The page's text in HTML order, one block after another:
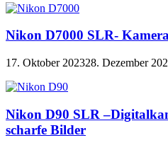
Nikon D7000 SLR-
17. Oktober 202328. Dezember
Nikon D90 SLR
scharfe Bilder